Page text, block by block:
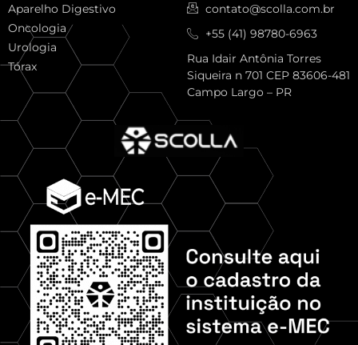
Aparelho Digestivo
Oncologia
Urologia
Tórax
contato@scolla.com.br
+55 (41) 98780-6963
Rua Idair Antônia Torres
Siqueira n 701 CEP 83606-481
Campo Largo – PR